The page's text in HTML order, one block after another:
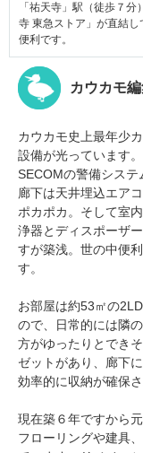
「祐天寺」駅（徒歩７
寺 東急ストア」が直結
便利です。
カウカモ
カウカモ史上最年少
設備が光っています
SECOMの警備シス
廊下は天井埋込エア
ポカポカ。そして室
浄器とディスポーザ
すが築浅。世の中便
す。
お部屋は約53㎡の
ので、日常的には隣
方がゆったりとでき
ゼットがあり、廊下
効率的に収納が確保
現在築６年ですから
フローリングや建具